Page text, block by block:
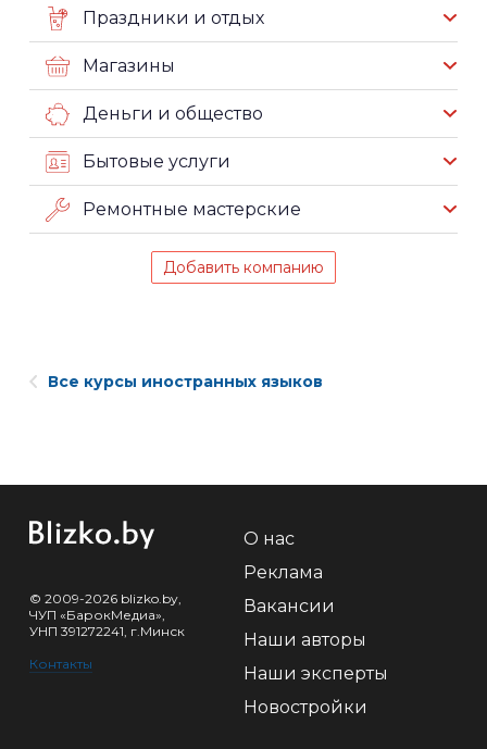
Праздники и отдых
Магазины
Деньги и общество
Бытовые услуги
Ремонтные мастерские
Добавить компанию
Все курсы иностранных языков
© 2009-2026 blizko.by,
ЧУП «БарокМедиа»,
УНП 391272241, г.Минск
Контакты
О нас
Реклама
Вакансии
Наши авторы
Наши эксперты
Новостройки